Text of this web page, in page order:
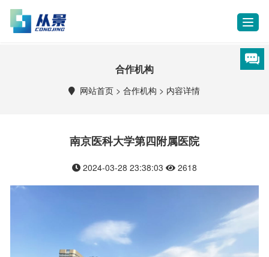
T
g
g
l
n
合作机构
网站首页 >合作机构 > 内容详情
南京医科大学第四附属医院
2024-03-28 23:38:03 2618